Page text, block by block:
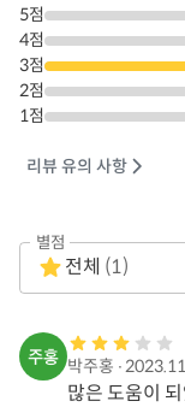
5점
4점
3점
2점
1점
리뷰 유의 사항
별점
1 Star
Empty
전체 (1)
박주홍 ∙
많은 도움이